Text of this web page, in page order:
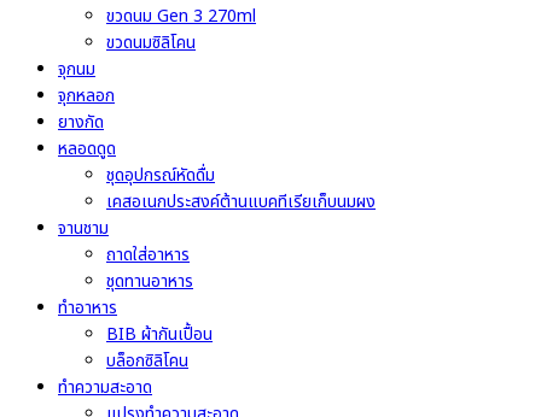
ขวดนม Gen 3 270ml
ขวดนมซิลิโคน
จุกนม
จุกหลอก
ยางกัด
หลอดดูด
ชุดอุปกรณ์หัดดื่ม
เคสอเนกประสงค์ต้านแบคทีเรียเก็บนมผง
จานชาม
ถาดใส่อาหาร
ชุดทานอาหาร
ทำอาหาร
BIB ผ้ากันเปื้อน
บล็อกซิลิโคน
ทำความสะอาด